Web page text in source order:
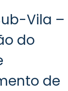
Vila –
do
de